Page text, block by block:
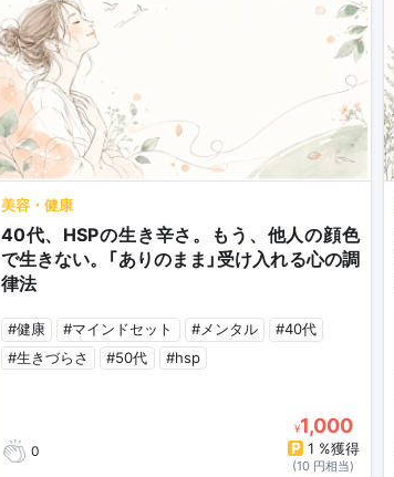
美容・健康
40代、HSPの生き辛さ。もう、他人の顔色
で生きない。「ありのまま」受け入れる心の調
律法
#健康 #マインドセット #メンタル
#40代
#生きづらさ
#50代 #hsp
0
¥1,000
1 %獲得
(10 円相当)